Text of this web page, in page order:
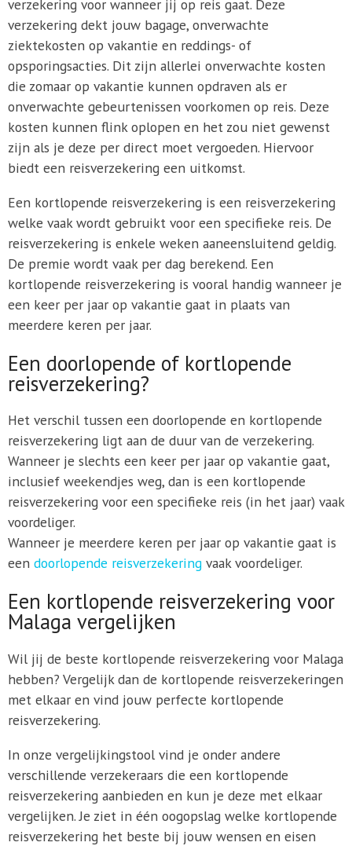
verzekering voor wanneer jij op reis gaat. Deze
verzekering dekt jouw bagage, onverwachte
ziektekosten op vakantie en reddings- of
opsporingsacties. Dit zijn allerlei onverwachte kosten
die zomaar op vakantie kunnen opdraven als er
onverwachte gebeurtenissen voorkomen op reis. Deze
kosten kunnen flink oplopen en het zou niet gewenst
zijn als je deze per direct moet vergoeden. Hiervoor
biedt een reisverzekering een uitkomst.
Een kortlopende reisverzekering is een reisverzekering
welke vaak wordt gebruikt voor een specifieke reis. De
reisverzekering is enkele weken aaneensluitend geldig.
De premie wordt vaak per dag berekend. Een
kortlopende reisverzekering is vooral handig wanneer je
een keer per jaar op vakantie gaat in plaats van
meerdere keren per jaar.
Een doorlopende of kortlopende
reisverzekering?
Het verschil tussen een doorlopende en kortlopende
reisverzekering ligt aan de duur van de verzekering.
Wanneer je slechts een keer per jaar op vakantie gaat,
inclusief weekendjes weg, dan is een kortlopende
reisverzekering voor een specifieke reis (in het jaar) vaak
voordeliger.
Wanneer je meerdere keren per jaar op vakantie gaat is
een doorlopende reisverzekeringvaak voordeliger.
Een kortlopende reisverzekering voor
Malaga vergelijken
Wil jij de beste kortlopende reisverzekering voor Malaga
hebben? Vergelijk dan de kortlopende reisverzekeringen
met elkaar en vind jouw perfecte kortlopende
reisverzekering.
In onze vergelijkingstool vind je onder andere
verschillende verzekeraars die een kortlopende
reisverzekering aanbieden en kun je deze met elkaar
vergelijken. Je ziet in één oogopslag welke kortlopende
reisverzekering het beste bij jouw wensen en eisen